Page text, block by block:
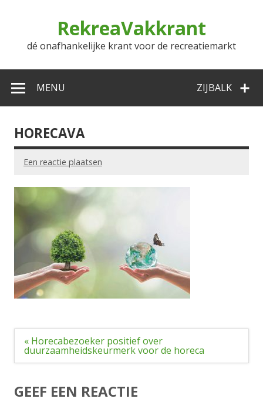
RekreaVakkrant
dé onafhankelijke krant voor de recreatiemarkt
ZIJBALK
MENU
HORECAVA
Een reactie plaatsen
Bericht
navigatie
« Horecabezoeker positief over
duurzaamheidskeurmerk voor de horeca
GEEF EEN REACTIE